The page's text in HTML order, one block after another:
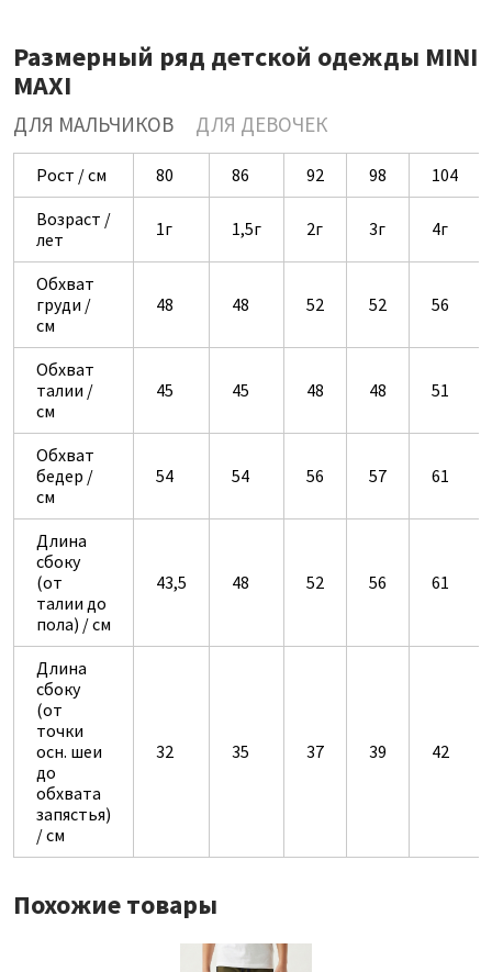
Размерный ряд детской одежды MINI
MAXI
ДЛЯ МАЛЬЧИКОВ ДЛЯ ДЕВОЧЕК
Рост / см 80 86 92 98
104
Возраст /
лет
1г 1,5г 2г 3г 4г
Обхват
груди /
см
48 48 52 52 56
Обхват
талии /
см
45 45 48 48 51
Обхват
бедер /
см
54 54 56 57 61
Длина
сбоку
(от
талии до
пола) / см
43,5 48 52 56 61
Длина
сбоку
(от
точки
осн. шеи
до
обхвата
запястья)
/ см
32 35 37 39 42
Похожие товары